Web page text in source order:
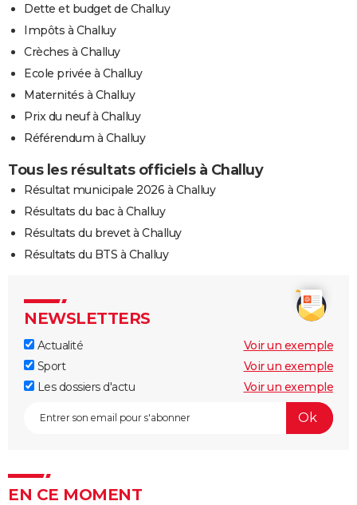
Dette et budget de Challuy
Impôts à Challuy
Crèches à Challuy
Ecole privée à Challuy
Maternités à Challuy
Prix du neuf à Challuy
Référendum à Challuy
Tous les résultats officiels à Challuy
Résultat municipale 2026 à Challuy
Résultats du bac à Challuy
Résultats du brevet à Challuy
Résultats du BTS à Challuy
NEWSLETTERS
Actualité
Voir un exemple
Sport
Voir un exemple
Les dossiers d'actu
Voir un exemple
EN CE MOMENT